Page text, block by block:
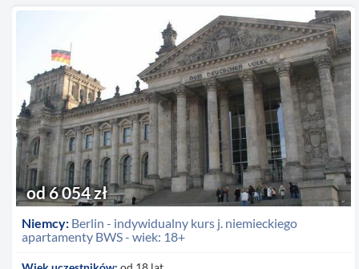
Niemcy: Berlin - indywidualny kurs j. niemieckiego
apartamenty BWS - wiek: 18+
od 6 054 zł